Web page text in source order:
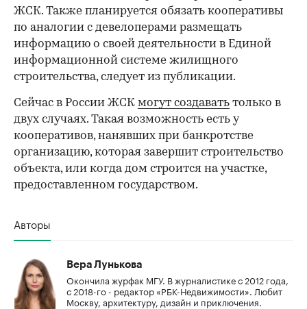
ЖСК. Также планируется обязать кооперативы
по аналогии с девелоперами размещать
информацию о своей деятельности в Единой
информационной системе жилищного
строительства, следует из публикации.
Сейчас в России ЖСК могут создавать только в
двух случаях. Такая возможность есть у
кооперативов, нанявших при банкротстве
организацию, которая завершит строительство
объекта, или когда дом строится на участке,
предоставленном государством.
Авторы
Вера Лунькова
Окончила журфак МГУ. В журналистике с 2012 года,
с 2018-го - редактор «РБК-Недвижимости». Любит
Москву, архитектуру, дизайн и приключения.